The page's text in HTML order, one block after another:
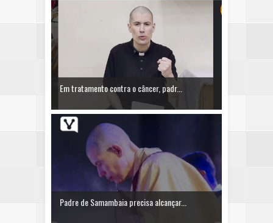
Em tratamento contra o câncer, padr...
Padre de Samambaia precisa alcançar...